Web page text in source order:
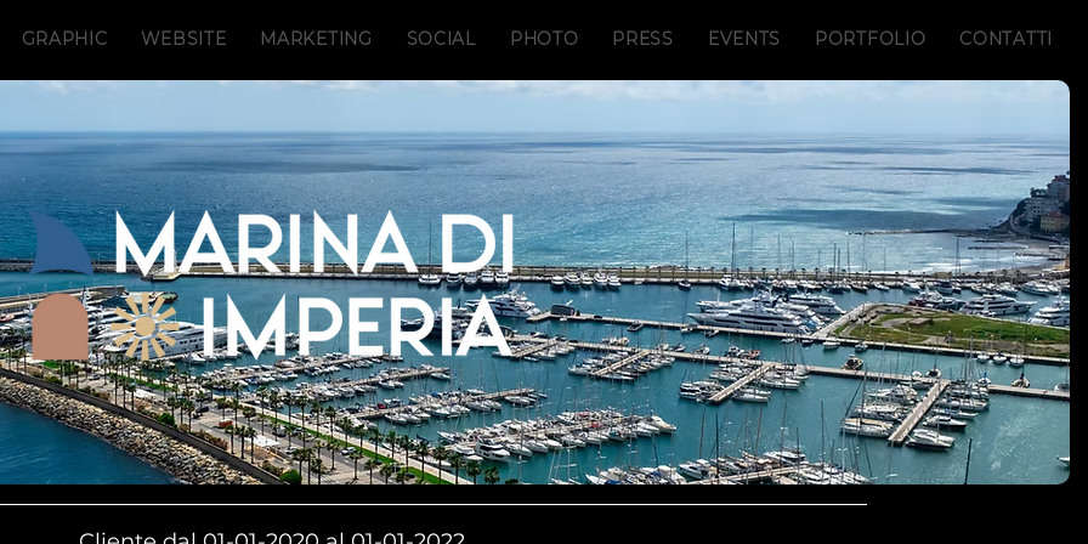
GRAPHIC WEBSITE MARKETING SOCIAL PHOTO PRESS EVENTS PORTFOLIO CONTATTI